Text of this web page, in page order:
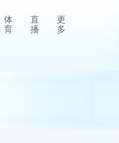
体
育
直
播
更
多